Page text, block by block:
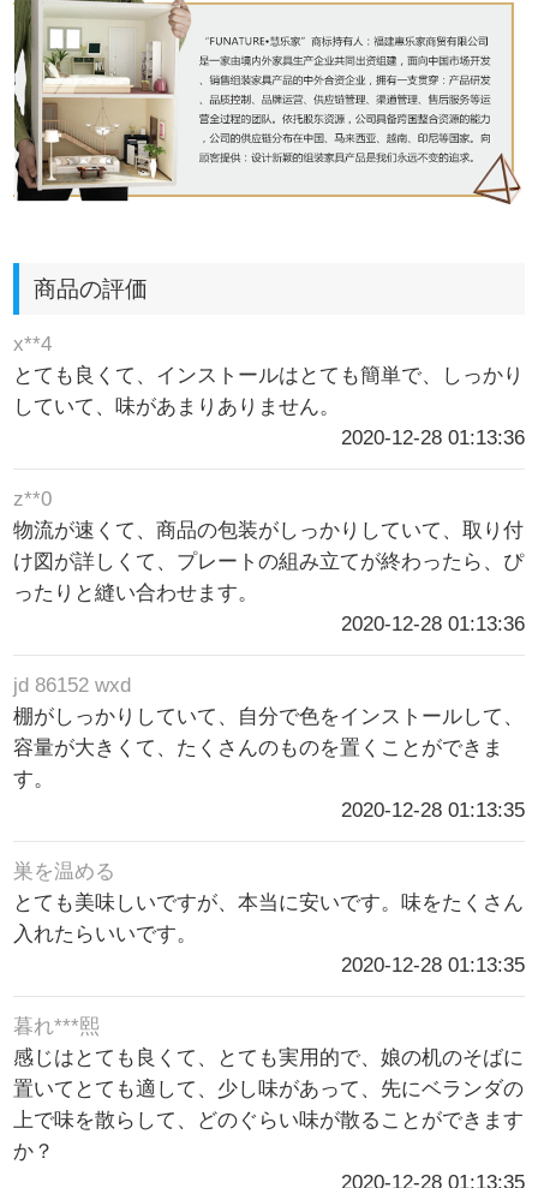
商品の評価
x**4
とても良くて、インストールはとても簡単で、しっかり
していて、味があまりありません。
2020-12-28 01:13:36
z**0
物流が速くて、商品の包装がしっかりしていて、取り付
け図が詳しくて、プレートの組み立てが終わったら、ぴ
ったりと縫い合わせます。
2020-12-28 01:13:36
jd 86152 wxd
棚がしっかりしていて、自分で色をインストールして、
容量が大きくて、たくさんのものを置くことができま
す。
2020-12-28 01:13:35
巣を温める
とても美味しいですが、本当に安いです。味をたくさん
入れたらいいです。
2020-12-28 01:13:35
暮れ***熙
感じはとても良くて、とても実用的で、娘の机のそばに
置いてとても適して、少し味があって、先にベランダの
上で味を散らして、どのぐらい味が散ることができます
か？
2020-12-28 01:13:35